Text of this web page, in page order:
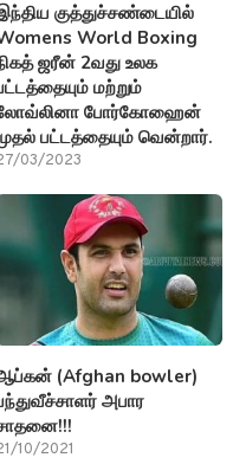
குத்துச்சண்டையில்
World Boxing
ஜரீன் 2வது உலக
மற்றும்
போர்கோஹைன்
பட்டத்தையும் வென்றார்.
03/2023
(Afghan bowler)
அபார
10/2021